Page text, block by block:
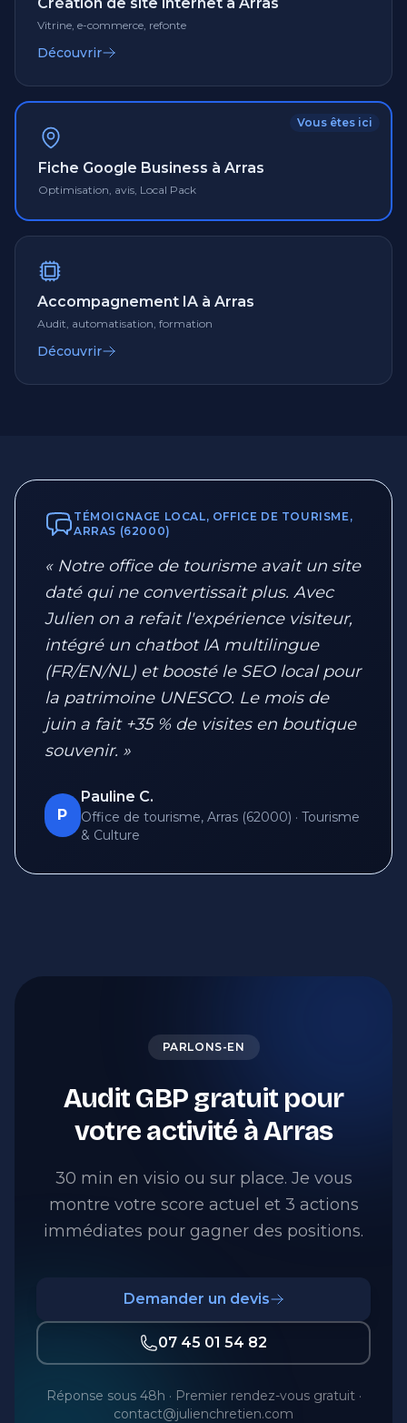
Vitrine, e-commerce, refonte
Découvrir
Vous êtes ici
Fiche Google Business à Arras
Optimisation, avis, Local Pack
Accompagnement IA à Arras
Audit, automatisation, formation
Découvrir
TÉMOIGNAGE LOCAL, OFFICE DE TOURISME,
ARRAS (62000)
« Notre office de tourisme avait un site
daté qui ne convertissait plus. Avec
Julien on a refait l'expérience visiteur,
intégré un chatbot IA multilingue
(FR/EN/NL) et boosté le SEO local pour
la patrimoine UNESCO. Le mois de
juin a fait +35 % de visites en boutique
souvenir. »
P
Pauline C.
Office de tourisme, Arras (62000) · Tourisme
& Culture
PARLONS-EN
Audit GBP gratuit pour
votre activité à Arras
30 min en visio ou sur place. Je vous
montre votre score actuel et 3 actions
immédiates pour gagner des positions.
Demander un devis
07 45 01 54 82
Réponse sous 48h · Premier rendez-vous gratuit ·
contact@julienchretien.com